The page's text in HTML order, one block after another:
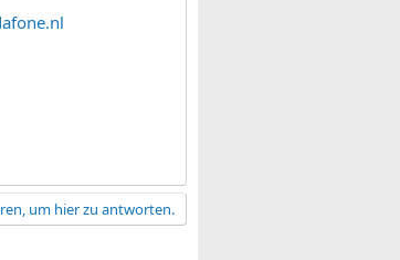
um hier zu antworten.